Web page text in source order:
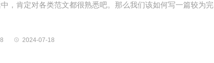
，肯定对各类范文都很熟悉吧。那么我们该如何写一篇较为完
 2024-07-18